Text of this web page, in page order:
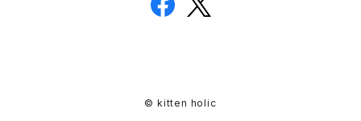
© kitten holic